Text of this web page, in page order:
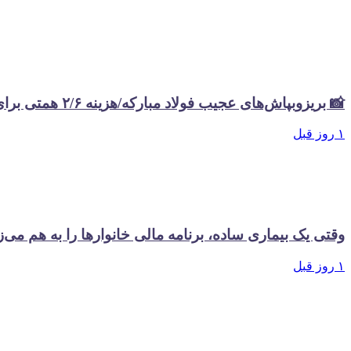
📸 بریزوبپاش‌های عجیب فولاد مبارکه/هزینه ۲/۶ همتی برای تبلیغات در سال گذشته
۱ روز قبل
وقتی یک بیماری ساده، برنامه مالی خانوارها را به هم
۱ روز قبل